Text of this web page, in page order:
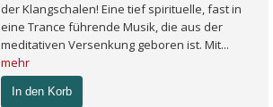
der Klangschalen! Eine tief spirituelle, fast in
eine Trance führende Musik, die aus der
meditativen Versenkung geboren ist. Mit...
mehr
In den Korb